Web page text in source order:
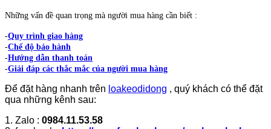
Những vấn đề quan trọng mà người mua hàng cần biết :
-Quy trình giao hàng
-Chế độ bảo hành
-Hướng dẫn thanh toán
-Giải đáp các thắc mắc của người mua hàng
Để đặt hàng nhanh trên loakeodidong , quý khách có thể đặt
qua những kênh sau:
1. Zalo : 0984.11.53.58